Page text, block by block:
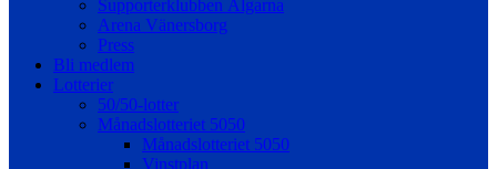
Supporterklubben Älgarna
Arena Vänersborg
Press
Bli medlem
Lotterier
50/50-lotter
Månadslotteriet 5050
Månadslotteriet 5050
Vinstplan